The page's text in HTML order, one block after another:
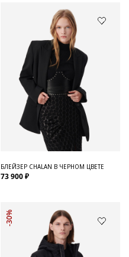
БЛЕЙЗЕР CHALAN В ЧЕРНОМ ЦВЕТЕ
73 900 ₽
-30%